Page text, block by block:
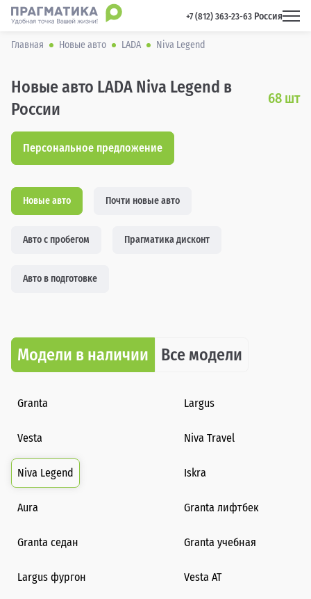
+7 (812) 363-23-63 Россия
Главная Новые авто LADA Niva Legend
Новые авто LADA Niva Legend в
России
68 шт
Персональное предложение
Новые авто Почти новые авто
Авто с пробегом Прагматика дисконт
Авто в подготовке
Модели в наличии Все модели
Granta Largus
Vesta Niva Travel
Niva Legend Iskra
Aura Granta лифтбек
Granta седан Granta учебная
Largus фургон Vesta AT